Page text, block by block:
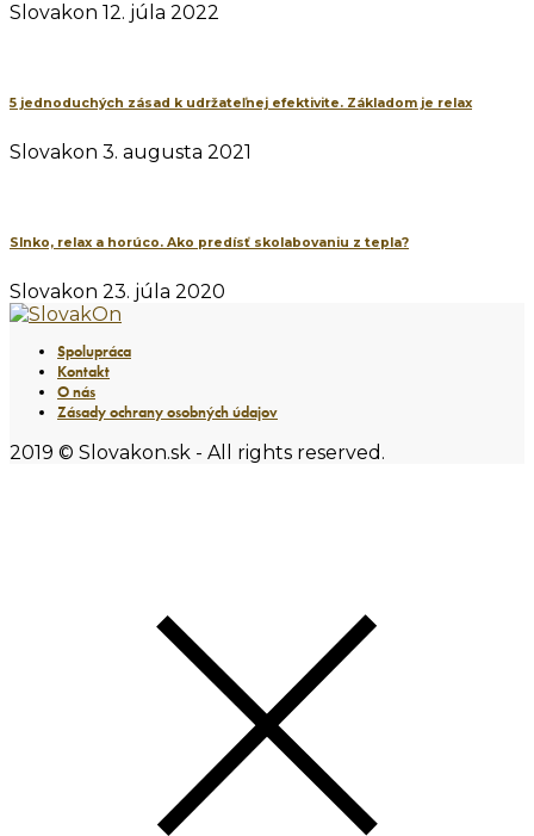
Slovakon 12. júla 2022
5 jednoduchých zásad k udržateľnej efektivite. Základom je relax
Slovakon 3. augusta 2021
Slnko, relax a horúco. Ako predísť skolabovaniu z tepla?
Slovakon 23. júla 2020
Spolupráca
Kontakt
O nás
Zásady ochrany osobných údajov
2019 © Slovakon.sk - All rights reserved.